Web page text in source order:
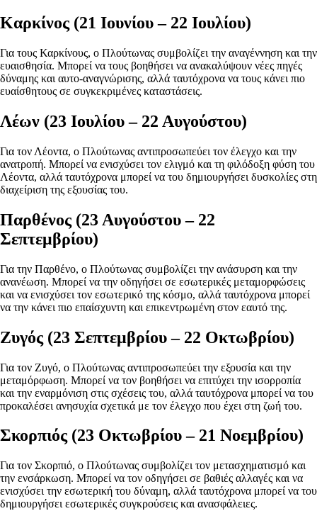
Καρκίνος (21 Ιουνίου – 22 Ιουλίου)
Για τους Καρκίνους, ο Πλούτωνας συμβολίζει την αναγέννηση και την
ευαισθησία. Μπορεί να τους βοηθήσει να ανακαλύψουν νέες πηγές
δύναμης και αυτο-αναγνώρισης, αλλά ταυτόχρονα να τους κάνει πιο
ευαίσθητους σε συγκεκριμένες καταστάσεις.
Λέων (23 Ιουλίου – 22 Αυγούστου)
Για τον Λέοντα, ο Πλούτωνας αντιπροσωπεύει τον έλεγχο και την
ανατροπή. Μπορεί να ενισχύσει τον ελιγμό και τη φιλόδοξη φύση του
Λέοντα, αλλά ταυτόχρονα μπορεί να του δημιουργήσει δυσκολίες στη
διαχείριση της εξουσίας του.
Παρθένος (23 Αυγούστου – 22
Σεπτεμβρίου)
Για την Παρθένο, ο Πλούτωνας συμβολίζει την ανάσυρση και την
ανανέωση. Μπορεί να την οδηγήσει σε εσωτερικές μεταμορφώσεις
και να ενισχύσει τον εσωτερικό της κόσμο, αλλά ταυτόχρονα μπορεί
να την κάνει πιο επαίσχυντη και επικεντρωμένη στον εαυτό της.
Ζυγός (23 Σεπτεμβρίου – 22 Οκτωβρίου)
Για τον Ζυγό, ο Πλούτωνας αντιπροσωπεύει την εξουσία και την
μεταμόρφωση. Μπορεί να τον βοηθήσει να επιτύχει την ισορροπία
και την εναρμόνιση στις σχέσεις του, αλλά ταυτόχρονα μπορεί να του
προκαλέσει ανησυχία σχετικά με τον έλεγχο που έχει στη ζωή του.
Σκορπιός (23 Οκτωβρίου – 21 Νοεμβρίου)
Για τον Σκορπιό, ο Πλούτωνας συμβολίζει τον μετασχηματισμό και
την ενσάρκωση. Μπορεί να τον οδηγήσει σε βαθιές αλλαγές και να
ενισχύσει την εσωτερική του δύναμη, αλλά ταυτόχρονα μπορεί να του
δημιουργήσει εσωτερικές συγκρούσεις και ανασφάλειες.